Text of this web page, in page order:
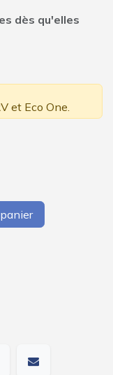
dès qu'elles
et Eco One.